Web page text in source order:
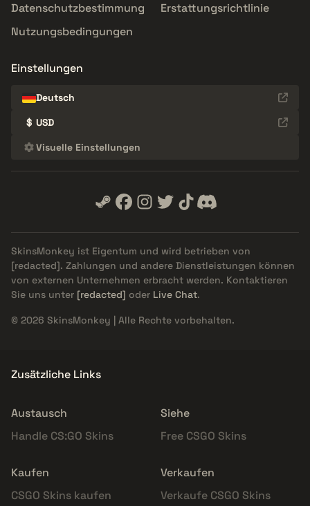
Datenschutzbestimmung
Erstattungsrichtlinie
Nutzungsbedingungen
Einstellungen
Deutsch
$ USD
Visuelle Einstellungen
SkinsMonkey ist Eigentum und wird betrieben von
[redacted]. Zahlungen und andere Dienstleistungen können
von externen Unternehmen erbracht werden. Kontaktieren
Sie uns unter [redacted] oder Live Chat.
© 2026 SkinsMonkey | Alle Rechte vorbehalten.
Zusätzliche Links
Austausch
Handle CS:GO Skins
Siehe
Free CSGO Skins
Kaufen
CSGO Skins kaufen
Verkaufen
Verkaufe CSGO Skins